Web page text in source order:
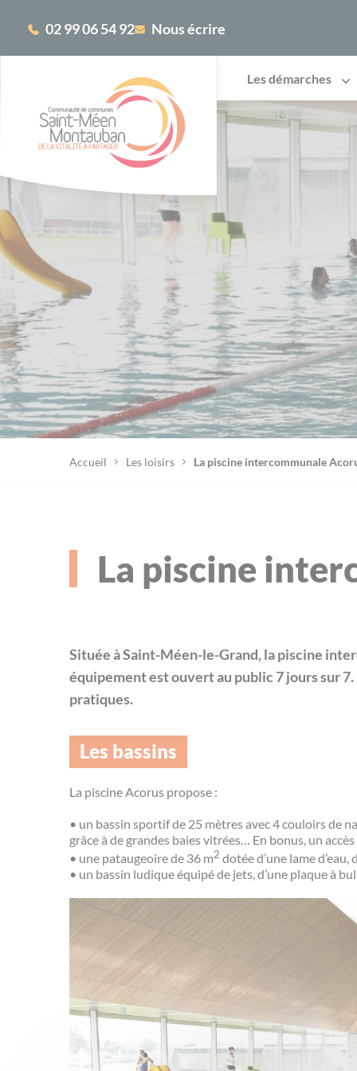
02 99 06 54 92 Nous écrire
Les démarches
Accueil Les loisirs La piscine intercommunale
La piscine
Située à Saint-Méen-le-Grand, la piscine
équipement est ouvert au public 7 jours sur
pratiques.
Les bassins
La piscine Acorus propose :
• un bassin sportif de 25 mètres avec 4 couloirs de
grâce à de grandes baies vitrées… En bonus, un
• une pataugeoire de 36 m2 dotée d’une lame
• un bassin ludique équipé de jets, d’une plaque à